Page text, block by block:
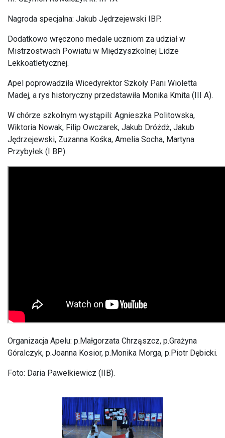
Nagroda specjalna: Jakub Jędrzejewski IBP.
Dodatkowo wręczono medale uczniom za udział w
Mistrzostwach Powiatu w Międzyszkolnej Lidze
Lekkoatletycznej.
Apel poprowadziła Wicedyrektor Szkoły Pani Wioletta
Madej, a rys historyczny przedstawiła Monika Kmita (III A).
W chórze szkolnym wystąpili: Agnieszka Politowska,
Wiktoria Nowak, Filip Owczarek, Jakub Dróżdż, Jakub
Jędrzejewski, Zuzanna Kośka, Amelia Socha, Martyna
Przybyłek (I BP).
Organizacja Apelu: p.Małgorzata Chrząszcz, p.Grażyna
Góralczyk, p.Joanna Kosior, p.Monika Morga, p.Piotr Dębicki.
Foto: Daria Pawełkiewicz (IIB).